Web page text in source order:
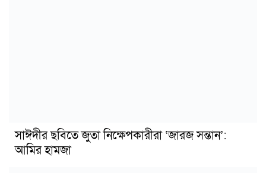
সাঈদীর ছবিতে জুতা নিক্ষেপকারীরা ‘জারজ সন্তান’:
আমির হামজা